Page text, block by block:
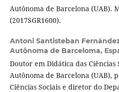
Autônoma de Barcelona (UAB).
(2017SGR1600).
Antoni Santisteban
Autônoma de Barceloma,
Doutor em Didática das Ciências
Autônoma de Barcelona (UAB),
Ciências Sociais e diretor do